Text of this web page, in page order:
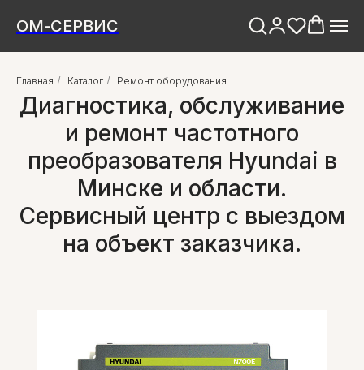
ОМ-СЕРВИС
Главная / Каталог / Ремонт оборудования
Диагностика, обслуживание
и ремонт частотного
преобразователя Hyundai в
Минске и области.
Сервисный центр с выездом
на объект заказчика.